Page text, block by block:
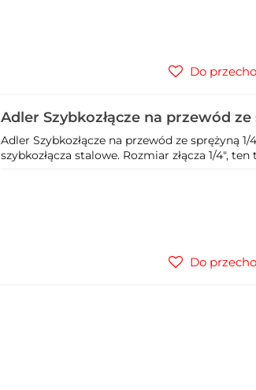
Do
Adler Szybkozłącze na przewód ze
10x8mm 0136.54
Adler Szybkozłącze na przewód ze sprężyną
szybkozłącza stalowe. Rozmiar złącza 1/4",
Do